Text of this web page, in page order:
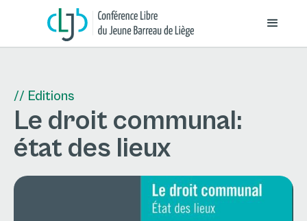
// Editions
Le droit communal:
état des lieux